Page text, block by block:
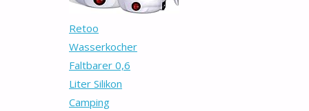
Retoo
Wasserkocher
Faltbarer 0,6
Liter Silikon
Camping